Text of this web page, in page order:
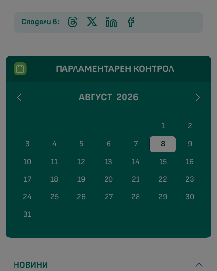
Сподели в:
ПАРЛАМЕНТАРЕН КОНТРОЛ
АВГУСТ 2026
1
2
3
4 5 6 7 8
9
10
11 12 13 14 15
16
17
18 19 20 21 22
23
24
25 26 27 28 29
30
31
НОВИНИ